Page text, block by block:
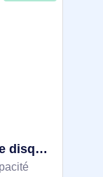
Western Digital Blue Purple disque dur 3 To 5400 tr/min 64 Mo 3.5" Série ATA III - WD33PURZ